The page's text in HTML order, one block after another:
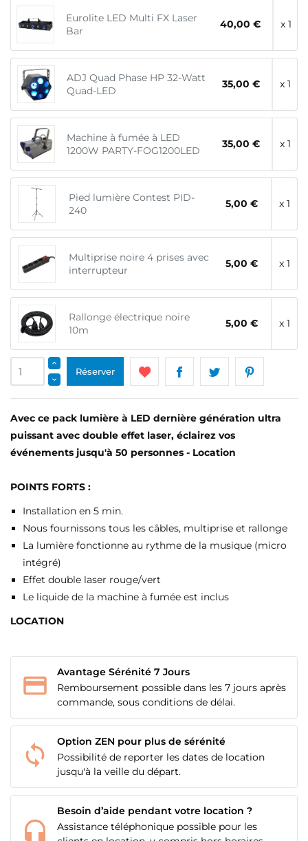
Eurolite LED Multi FX Laser
Bar
40,00 € x 1
ADJ Quad Phase HP 32-Watt
Quad-LED
35,00 € x 1
Machine à fumée à LED
1200W PARTY-FOG1200LED
35,00 € x 1
Pied lumière Contest PID-
240
5,00 € x 1
Multiprise noire 4 prises avec
interrupteur
5,00 € x 1
Rallonge électrique noire
10m
5,00 € x 1
Réserver
Avec ce pack lumière à LED dernière génération ultra
puissant avec double effet laser, éclairez vos
événements jusqu'à 50 personnes - Location
POINTS FORTS :
Installation en 5 min.
Nous fournissons tous les câbles, multiprise et rallonge
La lumière fonctionne au rythme de la musique (micro
intégré)
Effet double laser rouge/vert
Le liquide de la machine à fumée est inclus
LOCATION
Avantage Sérénité 7 Jours
Remboursement possible dans les 7 jours après
commande, sous conditions de délai.
Option ZEN pour plus de sérénité
Possibilité de reporter les dates de location
jusqu'à la veille du départ.
Besoin d’aide pendant votre location ?
Assistance téléphonique possible pour les